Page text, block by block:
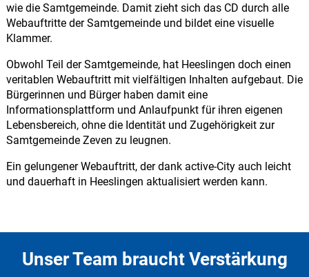
wie die Samtgemeinde. Damit zieht sich das CD durch alle
Webauftritte der Samtgemeinde und bildet eine visuelle
Klammer.
Obwohl Teil der Samtgemeinde, hat Heeslingen doch einen
veritablen Webauftritt mit vielfältigen Inhalten aufgebaut. Die
Bürgerinnen und Bürger haben damit eine
Informationsplattform und Anlaufpunkt für ihren eigenen
Lebensbereich, ohne die Identität und Zugehörigkeit zur
Samtgemeinde Zeven zu leugnen.
Ein gelungener Webauftritt, der dank active-City auch leicht
und dauerhaft in Heeslingen aktualisiert werden kann.
Unser Team braucht Verstärkung